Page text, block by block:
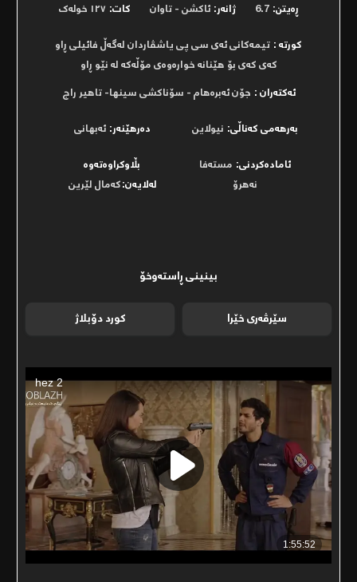
ڕەیتن: 6.7 ژانەر: ئاکشن - تاوان کات: ١٢٧ خولەک
کورتە : تیمەکانی ئەی سی پی یاشڤاردان لەگەڵ فائیلی ڕاو
کەی کەی بۆ هێنانە خوارەوەی مۆڵەکە لە نێو ڕاو
ئەکتەران : جۆن ئەبرەهام - سۆناکشی سینها- تاهیر راج
بەرھەمی کەناڵی: نیولاین دەرھێنەر: ئەبهانی
ئامادەکردنی: مستەفا
نەھرۆ
بڵاوکراوەتەوە
لەلایەن:کەمال لێرین
بینینی ڕاستەوخۆ
سێرڤەری خێرا کورد دۆبلاژ